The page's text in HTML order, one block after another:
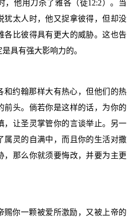
，他用刀杀了雅各（徒12:2）。当
犹太人时，他又捉拿彼得，但却没
各比彼得具有更大的威胁。这也告
具有强大影响力的。
和约翰那样大有热心，但他们的热
前头。倘若你是这样的话，为你的
，让圣灵掌管你的言谈举止。另一
属灵的自满中，而且你的生活对撒
，那么你就须要悔改，并要为主更
赐你一颗被爱所激励，又被上帝的